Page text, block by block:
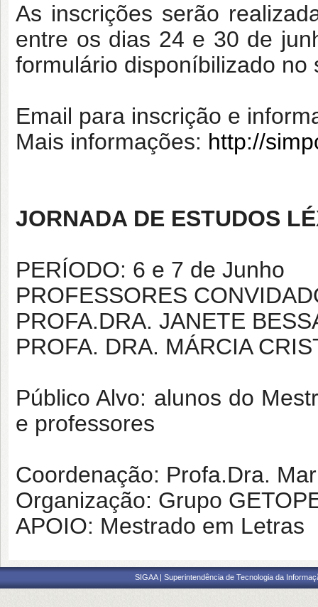
As inscrições serão
entre os dias 24 e 30 de
formulário disponíbilizado no
Email para inscrição e
Mais informações: http://
JORNADA DE ESTUDOS
PERÍODO: 6 e 7 de Junho
PROFESSORES
PROFA.DRA. JANETE
PROFA. DRA. MÁRCIA
Público Alvo: alunos do
e professores
Coordenação: Profa.Dra.
Organização: Grupo
APOIO: Mestrado em Letras
SIGAA | Superintendência de Tecnologia da